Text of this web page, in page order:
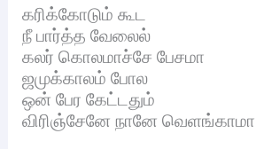
கரிக்கோடும் கூட
நீ பார்த்த வேலைல்
கலர் கொலமாச்சே பேசமா
ஜமுக்காலம் போல
ஒன் பேர கேட்டதும்
விரிஞ்சேனே நானே வெளங்காமா